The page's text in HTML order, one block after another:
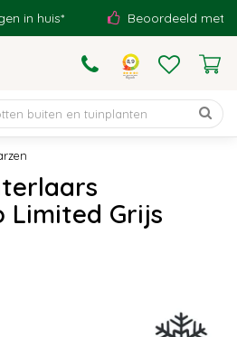
huis* Beoordeeld met een
Limited Grijs